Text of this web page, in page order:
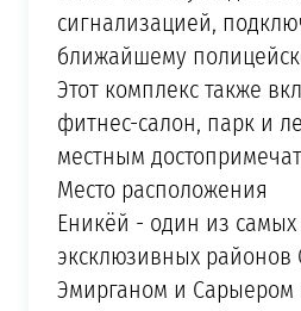
сигнализацией,
ближайшему
Этот комплекс также
фитнес-салон, парк и
местным
Место расположения
Еникёй - один из
эксклюзивных районов
Эмирганом и Сарыером